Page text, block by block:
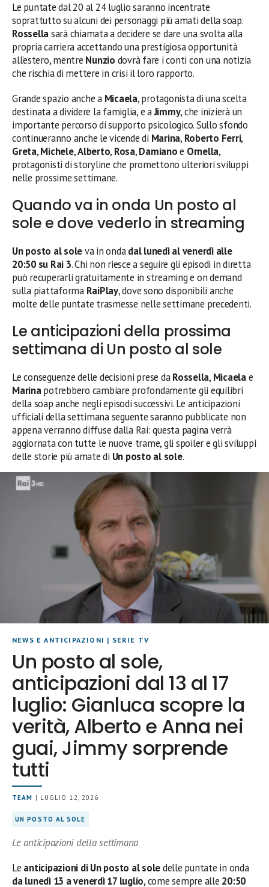
Le puntate dal 20 al 24 luglio saranno incentrate
soprattutto su alcuni dei personaggi più amati della soap.
Rossellasarà chiamata a decidere se dare una svolta alla
propria carriera accettando una prestigiosa opportunità
all’estero, mentre Nunzio dovrà fare i conti con una notizia
che rischia di mettere in crisi il loro rapporto.
Grande spazio anche a Micaela, protagonista di una scelta
destinata a dividere la famiglia, e aJimmy, che inizierà un
importante percorso di supporto psicologico. Sullo sfondo
continueranno anche le vicende di Marina, Roberto Ferri,
Greta,Michele,Alberto, Rosa,Damianoe Ornella,
protagonisti di storyline che promettono ulteriori sviluppi
nelle prossime settimane.
Quando va in onda Un posto al
sole e dove vederlo in streaming
Un posto al soleva in ondadal lunedì al venerdì alle
20:50 su Rai 3. Chi non riesce a seguire gli episodi in diretta
può recuperarli gratuitamente in streaming e on demand
sulla piattaforma RaiPlay, dove sono disponibili anche
molte delle puntate trasmesse nelle settimane precedenti.
Le anticipazioni della prossima
settimana di Un posto al sole
Le conseguenze delle decisioni prese daRossella, Micaelae
Marinapotrebbero cambiare profondamente gli equilibri
della soap anche negli episodi successivi. Le anticipazioni
ufficiali della settimana seguente saranno pubblicate non
appena verranno diffuse dalla Rai: questa pagina verrà
aggiornata con tutte le nuove trame, gli spoiler e gli sviluppi
delle storie più amate di Un posto al sole.
NEWS E ANTICIPAZIONI | SERIE TV
Un posto al sole,
anticipazioni dal 13 al 17
luglio: Gianluca scopre la
verità, Alberto e Anna nei
guai, Jimmy sorprende
tutti
TEAM | LUGLIO 12, 2026
UN POSTO AL SOLE
Le anticipazioni della settimana
Le anticipazioni di Un posto al soledelle puntate in onda
da lunedì 13 a venerdì 17 luglio, come sempre alle 20:50